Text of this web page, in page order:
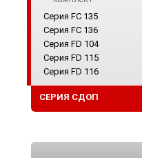
Серия FC 135
Серия FC 136
Серия FD 104
Серия FD 115
Серия FD 116
СЕРИЯ СДОП